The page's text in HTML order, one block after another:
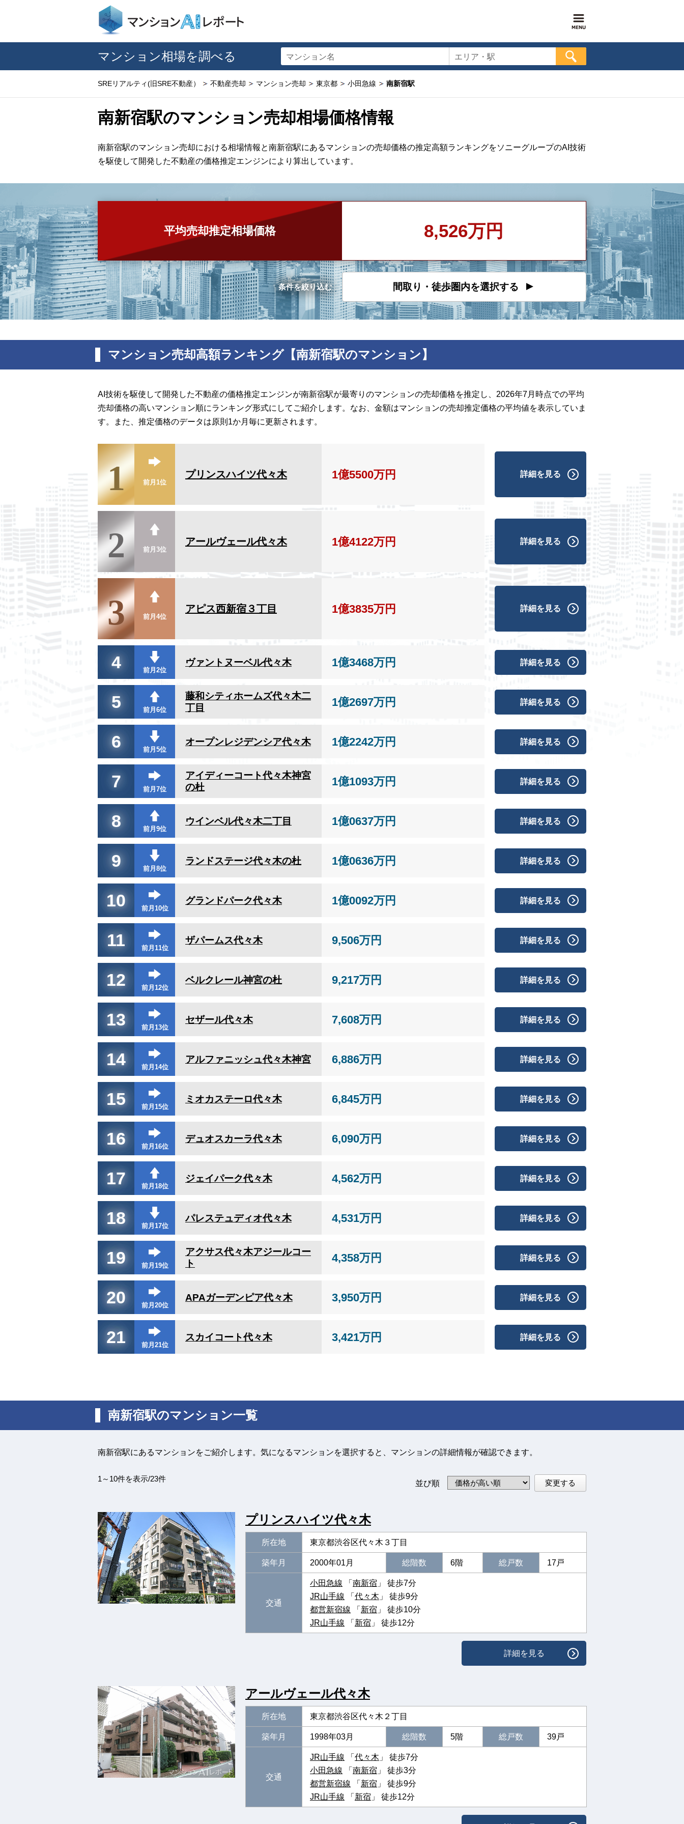
マンション相場を調べる マンション名 エリア・駅
SREリアルティ(旧SRE不動産） 不動産売却 マンション売却 東京都 小田急線 南新宿駅
南新宿駅のマンション売却相場価格情報
南新宿駅のマンション売却における相場情報と南新宿駅にあるマンションの売却価格の推定高額ランキングをソニーグループのAI技術
を駆使して開発した不動産の価格推定エンジンにより算出しています。
平均売却推定相場価格 8,526万円
条件を絞り込む 間取り・徒歩圏内を選択する
マンション売却高額ランキング【南新宿駅のマンション】
AI技術を駆使して開発した不動産の価格推定エンジンが南新宿駅が最寄りのマンションの売却価格を推定し、2026年7月時点での平均
売却価格の高いマンション順にランキング形式にしてご紹介します。なお、金額はマンションの売却推定価格の平均値を表示していま
す。また、推定価格のデータは原則1か月毎に更新されます。
1 前月1位
プリンスハイツ代々木 1億5500万円 詳細を見る
2 前月3位
アールヴェール代々木 1億4122万円 詳細を見る
3 前月4位
アピス西新宿３丁目 1億3835万円 詳細を見る
4 前月2位
ヴァントヌーベル代々木 1億3468万円 詳細を見る
5 前月6位
藤和シティホームズ代々木二
丁目
1億2697万円 詳細を見る
6 前月5位
オープンレジデンシア代々木 1億2242万円 詳細を見る
7 前月7位
アイディーコート代々木神宮
の杜
1億1093万円 詳細を見る
8 前月9位
ウインベル代々木二丁目 1億0637万円 詳細を見る
9 前月8位
ランドステージ代々木の杜 1億0636万円 詳細を見る
10 前月10位
グランドパーク代々木 1億0092万円 詳細を見る
11 前月11位
ザパームス代々木 9,506万円 詳細を見る
12 前月12位
ベルクレール神宮の杜 9,217万円 詳細を見る
13 前月13位
セザール代々木 7,608万円 詳細を見る
14 前月14位
アルファニッシュ代々木神宮 6,886万円 詳細を見る
15 前月15位
ミオカステーロ代々木 6,845万円 詳細を見る
16 前月16位
デュオスカーラ代々木 6,090万円 詳細を見る
17 前月18位
ジェイパーク代々木 4,562万円 詳細を見る
18 前月17位
パレステュディオ代々木 4,531万円 詳細を見る
19 前月19位
アクサス代々木アジールコー
ト
4,358万円 詳細を見る
20 前月20位
APAガーデンピア代々木 3,950万円 詳細を見る
21 前月21位
スカイコート代々木 3,421万円 詳細を見る
南新宿駅のマンション一覧
南新宿駅にあるマンションをご紹介します。気になるマンションを選択すると、マンションの詳細情報が確認できます。
1～10件を表示/23件 並び順 変更する
プリンスハイツ代々木
所在地 東京都渋谷区代々木３丁目
築年月 2000年01月 総階数 6階 総戸数 17戸
交通
小田急線 「 南新宿 」 徒歩7分
JR山手線 「 代々木 」 徒歩9分
都営新宿線 「 新宿 」 徒歩10分
JR山手線 「 新宿 」 徒歩12分
詳細を見る
アールヴェール代々木
所在地 東京都渋谷区代々木２丁目
築年月 1998年03月 総階数 5階 総戸数 39戸
交通
JR山手線 「 代々木 」 徒歩7分
小田急線 「 南新宿 」 徒歩3分
都営新宿線 「 新宿 」 徒歩9分
JR山手線 「 新宿 」 徒歩12分